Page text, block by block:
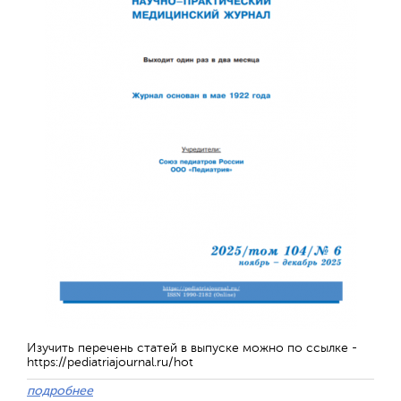
Изучить перечень статей в выпуске можно по ссылке -
https://pediatriajournal.ru/hot
подробнее